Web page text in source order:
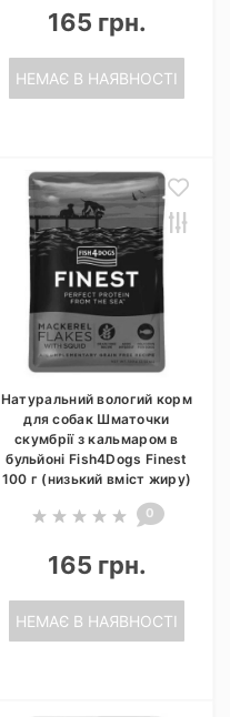
165 грн.
НЕМАЄ В НАЯВНОСТІ
Натуральний вологий корм
для собак Шматочки
скумбрії з кальмаром в
бульйоні Fish4Dogs Finest
100 г (низький вміст жиру)
0
165 грн.
НЕМАЄ В НАЯВНОСТІ